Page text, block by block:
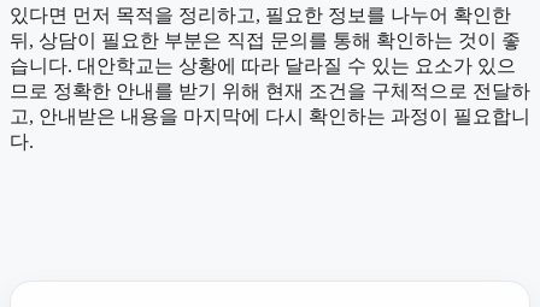
있다면 먼저 목적을 정리하고, 필요한 정보를 나누어 확인한
뒤, 상담이 필요한 부분은 직접 문의를 통해 확인하는 것이 좋
습니다. 대안학교는 상황에 따라 달라질 수 있는 요소가 있으
므로 정확한 안내를 받기 위해 현재 조건을 구체적으로 전달하
고, 안내받은 내용을 마지막에 다시 확인하는 과정이 필요합니
다.